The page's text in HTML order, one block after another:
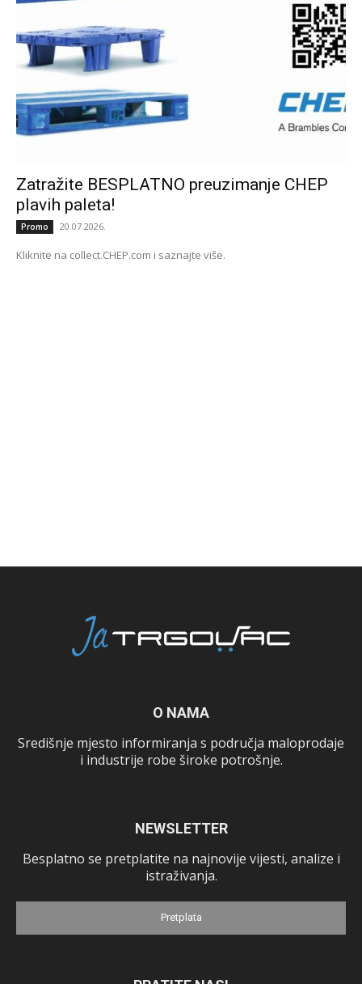
Zatražite BESPLATNO preuzimanje CHEP
plavih paleta!
Promo 20.07.2026.
Kliknite na collect.CHEP.com i saznajte više.
O NAMA
Središnje mjesto informiranja s područja maloprodaje
i industrije robe široke potrošnje.
NEWSLETTER
Besplatno se pretplatite na najnovije vijesti, analize i
istraživanja.
Pretplata